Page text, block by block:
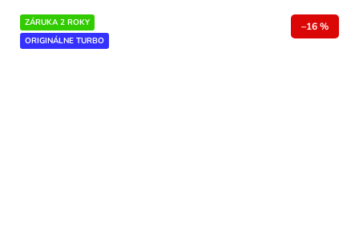
ZÁRUKA 2 ROKY
ORIGINÁLNE TURBO
–16 %